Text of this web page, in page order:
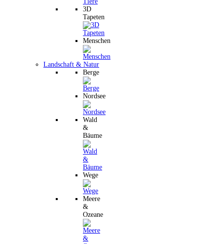
3D
Tapeten
Menschen
Landschaft & Natur
Berge
Nordsee
Wald
&
Bäume
Wege
Meere
&
Ozeane